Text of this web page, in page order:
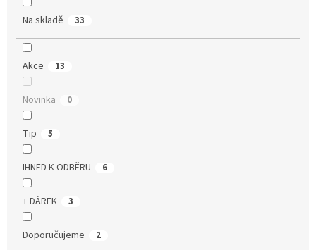
Na skladě 33
Akce 13
Novinka 0
Tip 5
IHNED K ODBĚRU 6
+ DÁREK 3
Doporučujeme 2